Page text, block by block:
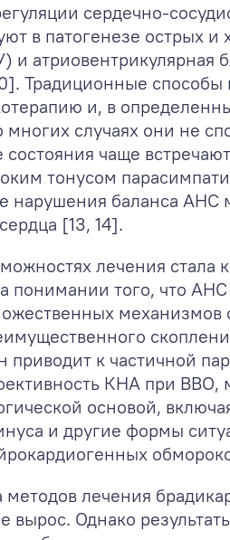
сердечно-
в патогенезе острых и
и
Традиционные
и, в
случаях они не
чаще
тонусом
нарушения баланса
[13, 14].
лечения
того, что
механизмов
приводит к частичной
КНА при ВВО,
основой,
и другие формы
лечения
Однако